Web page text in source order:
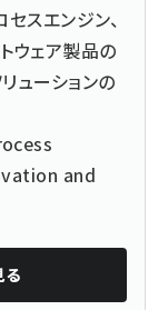
スエンジン、
ウェア製品の
ューションの
and
る